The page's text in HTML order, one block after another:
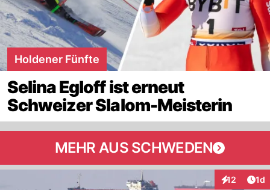
Holdener Fünfte
Selina Egloff ist erneut
Schweizer Slalom-Meisterin
MEHR AUS SCHWEDEN
12 1d